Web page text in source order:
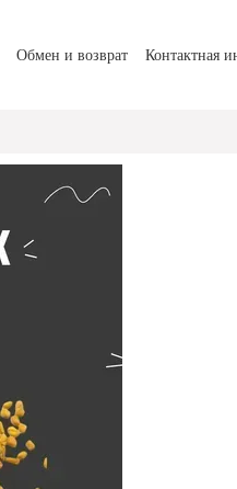
Обмен и возврат Контактная